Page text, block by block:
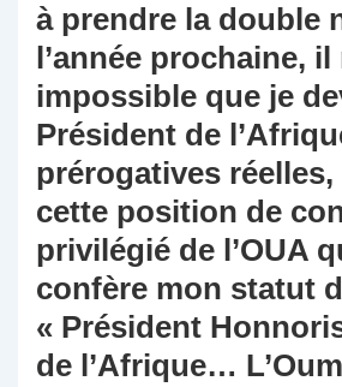
à prendre la double
l’année prochaine, il
impossible que je
Président de
prérogatives
cette position de
privilégié de l’OUA
confère mon statut
« Président
de l’Afrique…